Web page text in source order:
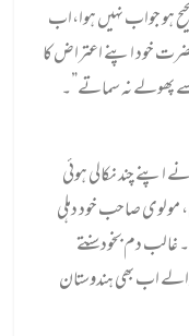
ہو جواب نہیں ہوا،اب
خود اپنے اعتراض کا
پھولے نہ سماتے”۔
اپنے چند نکالی ہوئی
صاحب خود دہلی
دم بخود سنتے
والے اب بھی ہندوستان